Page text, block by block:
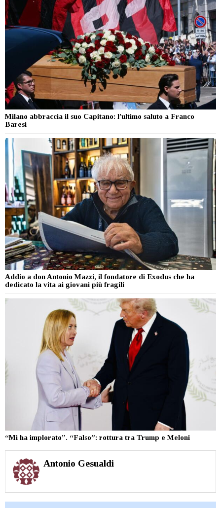
Milano abbraccia il suo Capitano: l’ultimo saluto a Franco
Baresi
Addio a don Antonio Mazzi, il fondatore di Exodus che ha
dedicato la vita ai giovani più fragili
“Mi ha implorato”. “Falso”: rottura tra Trump e Meloni
Antonio Gesualdi